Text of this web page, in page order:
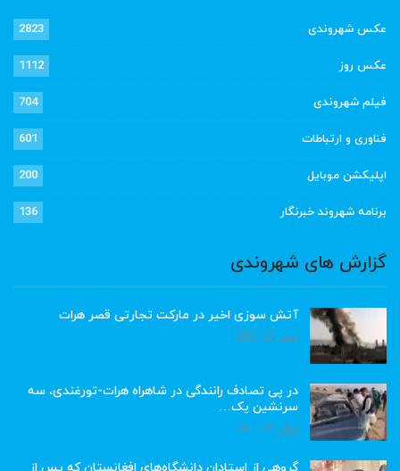
عکس شهروندی 2823
عکس روز 1112
فیلم شهروندی 704
فناوری و ارتباطات 601
اپلیکشن موبایل 200
برنامه شهروند خبرنگار 136
گزارش های شهروندی
آتش سوزی اخیر در مارکت تجارتی قصر هرات
ژوئن 22, 2023
در پی تصادف رانندگی در شاهراه هرات-تورغندی، سه
سرنشین یک…
ژوئن 15, 2023